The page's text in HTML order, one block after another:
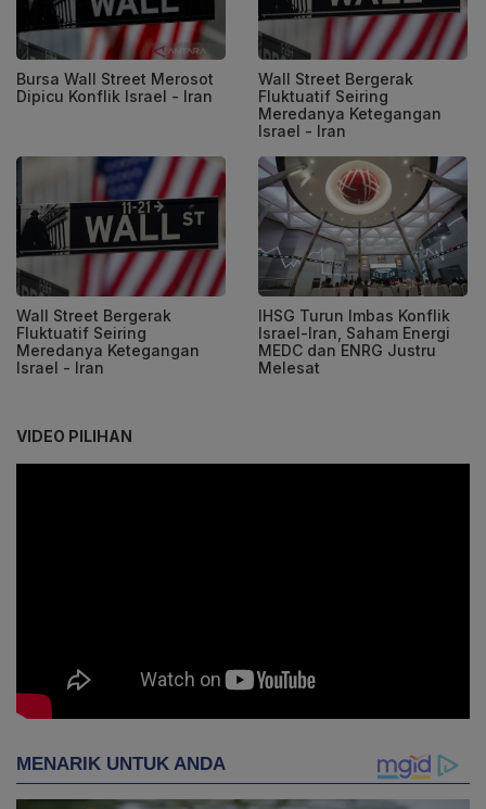
Bursa Wall Street Merosot
Dipicu Konflik Israel - Iran
Wall Street Bergerak
Fluktuatif Seiring
Meredanya Ketegangan
Israel - Iran
Wall Street Bergerak
Fluktuatif Seiring
Meredanya Ketegangan
Israel - Iran
IHSG Turun Imbas Konflik
Israel-Iran, Saham Energi
MEDC dan ENRG Justru
Melesat
VIDEO PILIHAN